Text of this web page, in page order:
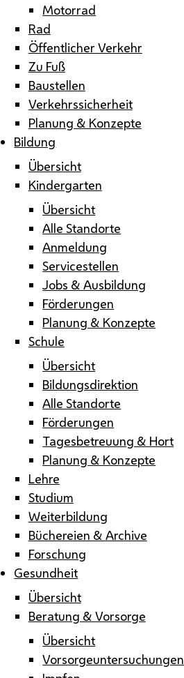
Motorrad
Rad
Öffentlicher Verkehr
Zu Fuß
Baustellen
Verkehrssicherheit
Planung & Konzepte
Bildung
Übersicht
Kindergarten
Übersicht
Alle Standorte
Anmeldung
Servicestellen
Jobs & Ausbildung
Förderungen
Planung & Konzepte
Schule
Übersicht
Bildungsdirektion
Alle Standorte
Förderungen
Tagesbetreuung & Hort
Planung & Konzepte
Lehre
Studium
Weiterbildung
Büchereien & Archive
Forschung
Gesundheit
Übersicht
Beratung & Vorsorge
Übersicht
Vorsorgeuntersuchungen